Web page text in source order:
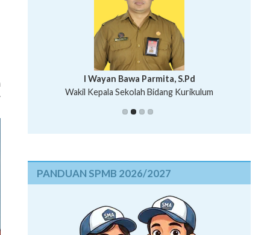
Putu Suhartana, S.Pd.
I Wayan Bawa Parmita, S.Pd
Wakil Kepala Sekolah Bidang Kurikulum
I Wayan Gede Aditya Pratita, S.Pd., M.Sn
Wakil Kepala Sekolah Bidang Kesiswaan
Ni Wayan Nopi Sutantri, S.Pd.
PANDUAN SPMB 2026/2027